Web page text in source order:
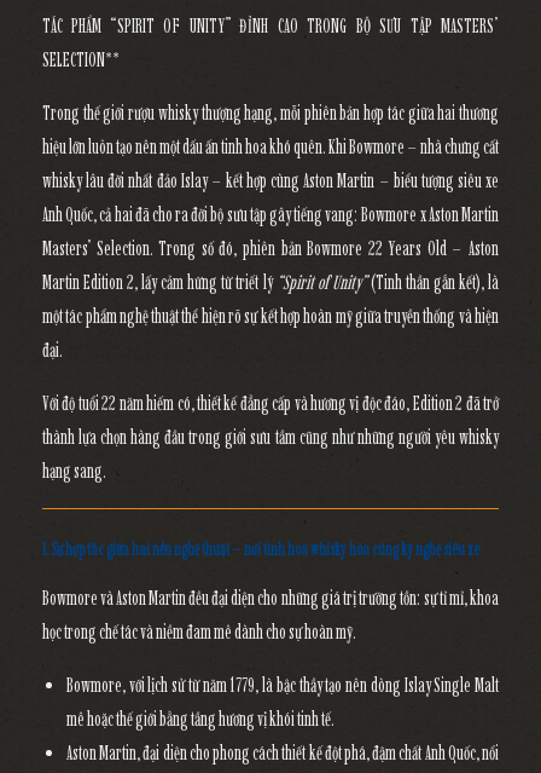
TÁC PHẨM “SPIRIT OF UNITY” ĐỈNH CAO TRONG BỘ SƯU TẬP MASTERS’
SELECTION**
Trong thế giới rượu whisky thượng hạng, mỗi phiên bản hợp tác giữa hai thương
hiệu lớn luôn tạo nên một dấu ấn tinh hoa khó quên. Khi Bowmore – nhà chưng cất
whisky lâu đời nhất đảo Islay – kết hợp cùng Aston Martin – biểu tượng siêu xe
Anh Quốc, cả hai đã cho ra đời bộ sưu tập gây tiếng vang:Bowmore x Aston Martin
Masters’ Selection. Trong số đó, phiên bảnBowmore 22 Years Old – Aston
Martin Edition 2, lấy cảm hứng từ triết lý “Spirit of Unity”(Tinh thần gắn kết), là
một tác phẩm nghệ thuật thể hiện rõ sự kết hợp hoàn mỹ giữa truyền thống và hiện
đại.
Với độ tuổi 22 năm hiếm có, thiết kế đẳng cấp và hương vị độc đáo, Edition 2 đã trở
thành lựa chọn hàng đầu trong giới sưu tầm cũng như những người yêu whisky
hạng sang.
1. Sự hợp tác giữa hai nền nghệ thuật – nơi tinh hoa whisky hòa cùng kỹ nghệ siêu xe
Bowmore và Aston Martin đều đại diện cho những giá trị trường tồn: sự tỉ mỉ, khoa
học trong chế tác và niềm đam mê dành cho sự hoàn mỹ.
Bowmore, với lịch sử từ năm 1779, là bậc thầy tạo nên dòng Islay Single Malt
mê hoặc thế giới bằng tầng hương vị khói tinh tế.
Aston Martin, đại diện cho phong cách thiết kế đột phá, đậm chất Anh Quốc, nổi